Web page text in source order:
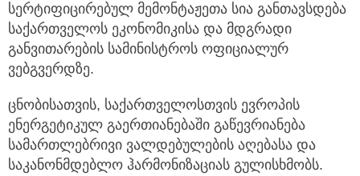
სერტიფიცირებულ მემონტაჟეთა სია განთავსდება
საქართველოს ეკონომიკისა და მდგრადი
განვითარების სამინისტროს ოფიციალურ
ვებგვერდზე.
ცნობისათვის, საქართველოსთვის ევროპის
ენერგეტიკულ გაერთიანებაში გაწევრიანება
სამართლებრივი ვალდებულების აღებასა და
საკანონმდებლო ჰარმონიზაციას გულისხმობს.